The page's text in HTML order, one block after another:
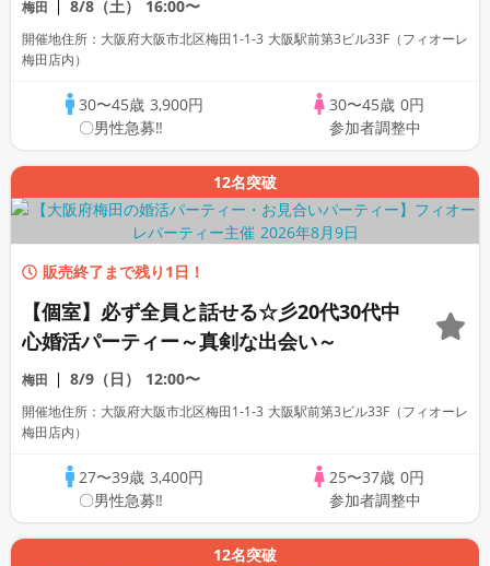
梅田 8/8（土） 16:00〜
開催地住所：大阪府大阪市北区梅田1-1-3 大阪駅前第3ビル33F（フィオーレ
梅田店内）
30〜45歳 3,900円
〇男性急募‼
30〜45歳 0円
参加者調整中
12名突破
販売終了まで残り1日！
【個室】必ず全員と話せる☆彡20代30代中
心婚活パーティー～真剣な出会い～
梅田 8/9（日） 12:00〜
開催地住所：大阪府大阪市北区梅田1-1-3 大阪駅前第3ビル33F（フィオーレ
梅田店内）
27〜39歳 3,400円
〇男性急募‼
25〜37歳 0円
参加者調整中
12名突破